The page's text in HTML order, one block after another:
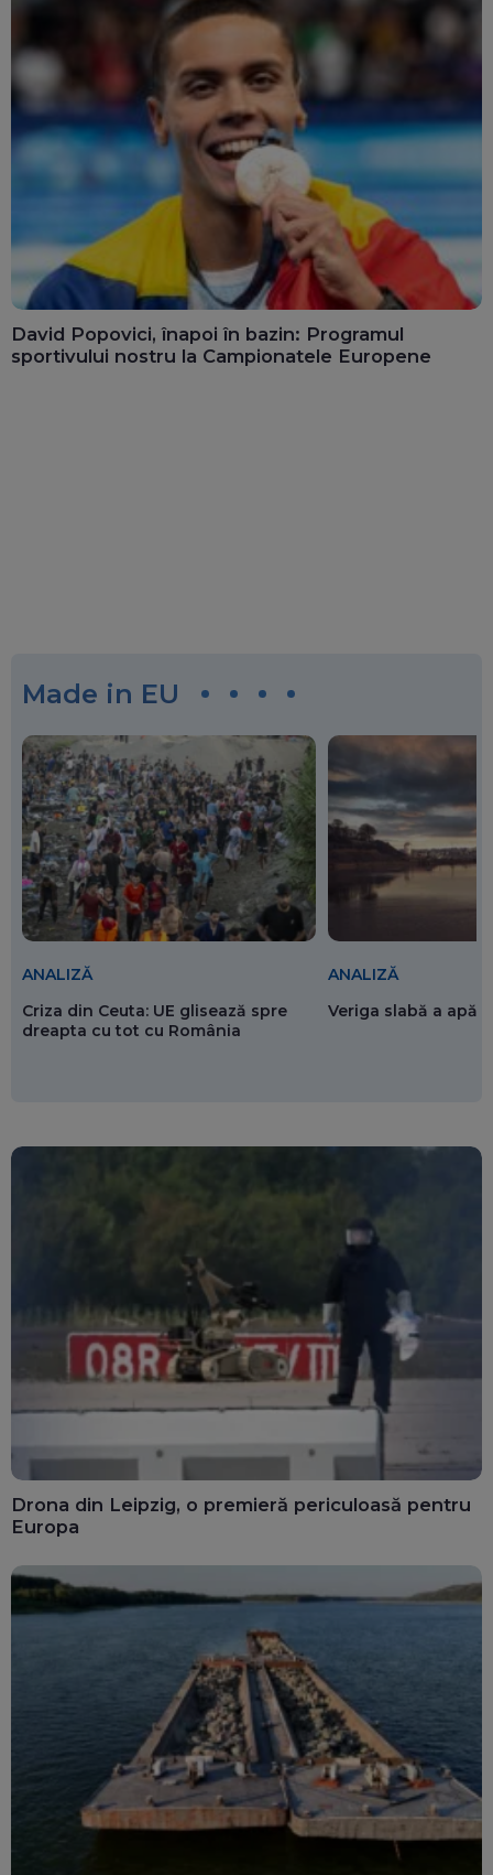
David Popovici, înapoi în bazin: Programul
sportivului nostru la Campionatele Europene
Made in EU
ANALIZĂ
Criza din Ceuta: UE glisează spre
dreapta cu tot cu România
ANALIZĂ
Veriga slabă a
Drona din Leipzig, o premieră periculoasă pentru
Europa